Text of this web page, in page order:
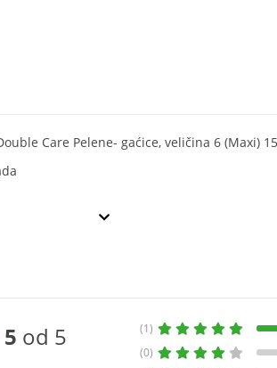
Care Pelene- gaćice, veličina 6 (Maxi)
5 od 5
(1)
(0)